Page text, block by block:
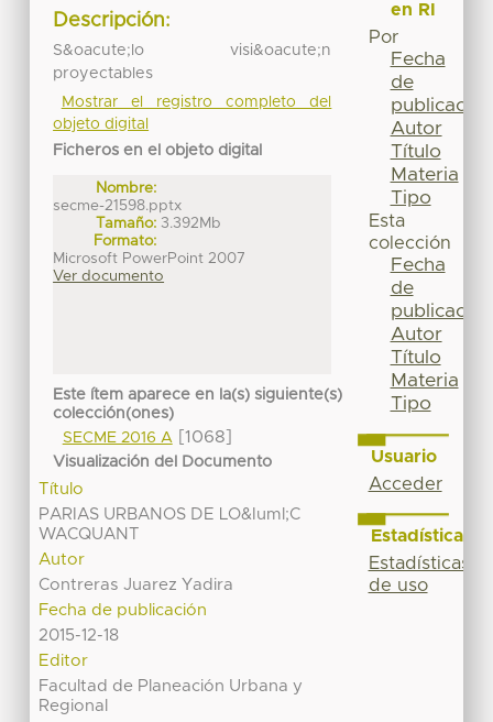
Descripción:
S&oacute;lo visi&oacute;n
proyectables
Mostrar el registro completo del
objeto digital
Ficheros en el objeto digital
Nombre:
secme-21598.pptx
Tamaño: 3.392Mb
Formato:
Microsoft PowerPoint 2007
Ver documento
Este ítem aparece en la(s) siguiente(s)
colección(ones)
SECME 2016 A[1068]
Visualización del Documento
Título
PARIAS URBANOS DE LO&Iuml;C
WACQUANT
Autor
Contreras Juarez Yadira
Fecha de publicación
2015-12-18
Editor
Facultad de Planeación Urbana y
Regional
en RI
Por
Fecha
de
publicación
Autor
Título
Materia
Tipo
Esta
colección
Fecha
de
publicación
Autor
Título
Materia
Tipo
Usuario
Acceder
Estadísticas
Estadísticas
de uso